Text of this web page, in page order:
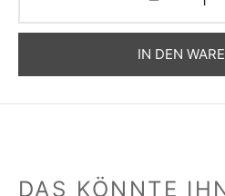
IN DEN
DAS KÖNNTE